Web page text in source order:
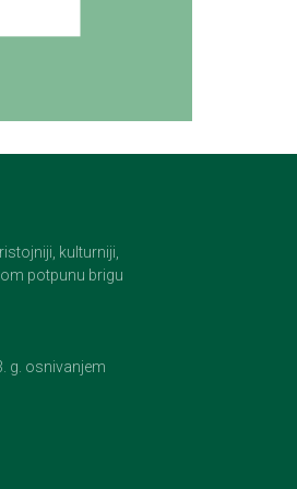
kulturniji,
potpunu brigu
g. osnivanjem